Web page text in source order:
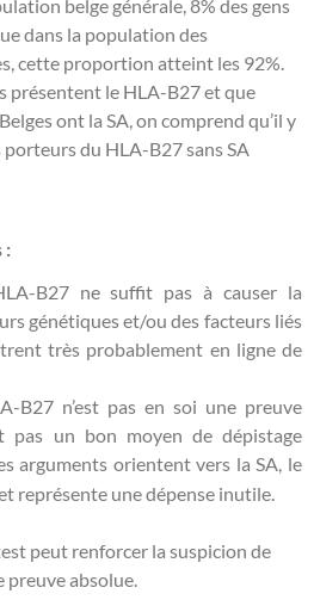
belge générale, 8% des gens
dans la population des
cette proportion atteint les 92%.
présentent le HLA-B27 et que
ont la SA, on comprend qu’il y
du HLA-B27 sans SA
:
B27 ne suffit pas à causer la
génétiques et/ou des facteurs liés
très probablement en ligne de
B27 n’est pas en soi une preuve
pas un bon moyen de dépistage
arguments orientent vers la SA, le
représente une dépense inutile.
peut renforcer la suspicion de
preuve absolue.